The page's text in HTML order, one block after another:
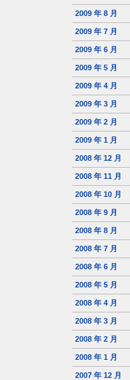
2009 年 8 月
2009 年 7 月
2009 年 6 月
2009 年 5 月
2009 年 4 月
2009 年 3 月
2009 年 2 月
2009 年 1 月
2008 年 12 月
2008 年 11 月
2008 年 10 月
2008 年 9 月
2008 年 8 月
2008 年 7 月
2008 年 6 月
2008 年 5 月
2008 年 4 月
2008 年 3 月
2008 年 2 月
2008 年 1 月
2007 年 12 月